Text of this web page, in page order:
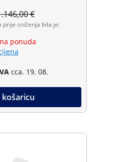
€
prije sniženja bila je:
ponuda
cca. 19. 08.
košaricu